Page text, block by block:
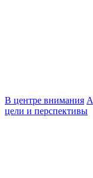
В центре внимания
цели и перспективы